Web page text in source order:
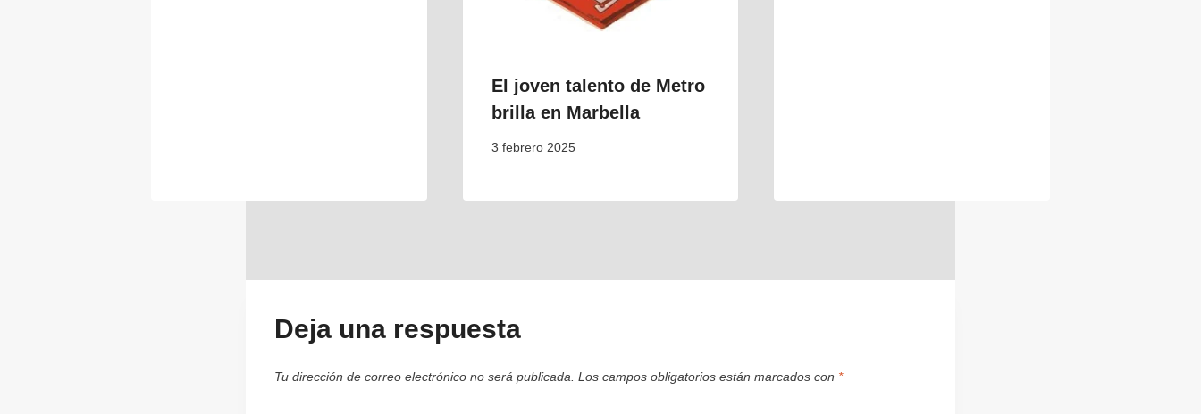
El joven talento de Metro
brilla en Marbella
3 febrero 2025
Deja una respuesta
Tu dirección de correo electrónico no será publicada. Los campos obligatorios están marcados con *